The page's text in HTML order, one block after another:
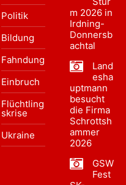
Politik
Bildung
Fahndung
Einbruch
Flüchtling
skrise
Ukraine
m 2026 in
Irdning-
Donnersb
achtal
Land
esha
uptmann
besucht
die Firma
Schrottsh
ammer
2026
GSW
Fest